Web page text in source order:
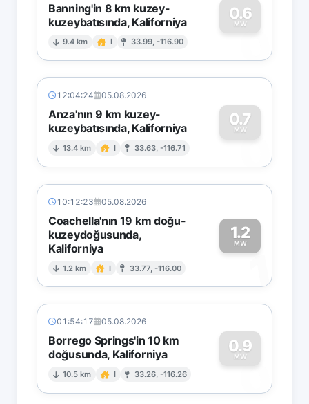
Banning'in 8 km kuzey-
kuzeybatısında, Kaliforniya
9.4 km I 33.99, -116.90
0.6
MW
0
12:04:24 05.08.2026
Anza'nın 9 km kuzey-
kuzeybatısında, Kaliforniya
13.4 km I 33.63, -116.71
0.7
MW
0
10:12:23 05.08.2026
Coachella'nın 19 km doğu-
kuzeydoğusunda,
Kaliforniya
1.2 km I 33.77, -116.00
1.2
MW
1
01:54:17 05.08.2026
Borrego Springs'in 10 km
doğusunda, Kaliforniya
10.5 km I 33.26, -116.26
0.9
MW
0